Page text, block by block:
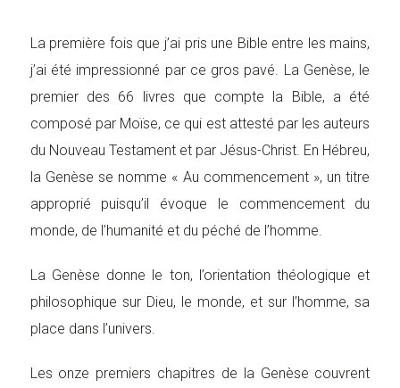
La première fois que j’ai pris une Bible entre les mains,
j’ai été impressionné par ce gros pavé. La Genèse, le
premier des 66 livres que compte la Bible, a été
composé par Moïse, ce qui est attesté par les auteurs
du Nouveau Testament et par Jésus-Christ. En Hébreu,
la Genèse se nomme « Au commencement », un titre
approprié puisqu’il évoque le commencement du
monde, de l’humanité et du péché de l’homme.
La Genèse donne le ton, l’orientation théologique et
philosophique sur Dieu, le monde, et sur l’homme, sa
place dans l’univers.
Les onze premiers chapitres de la Genèse couvrent